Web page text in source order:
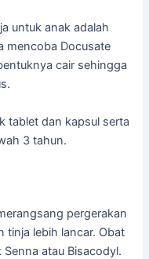
untuk anak adalah
mencoba Docusate
cair sehingga
tablet dan kapsul serta
3 tahun.
pergerakan
tinja lebih lancar. Obat
atau Bisacodyl.